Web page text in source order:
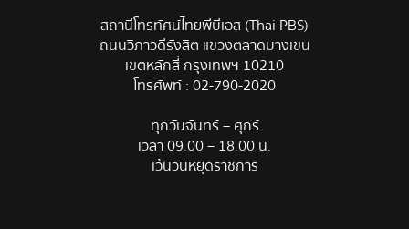
สถานีโทรทัศน์ไทยพีบีเอส (Thai PBS)
ถนนวิภาวดีรังสิต แขวงตลาดบางเขน
เขตหลักสี่ กรุงเทพฯ 10210
โทรศัพท์ :02-790-2020
ทุกวันจันทร์ – ศุกร์
เวลา 09.00 – 18.00 น.
เว้นวันหยุดราชการ